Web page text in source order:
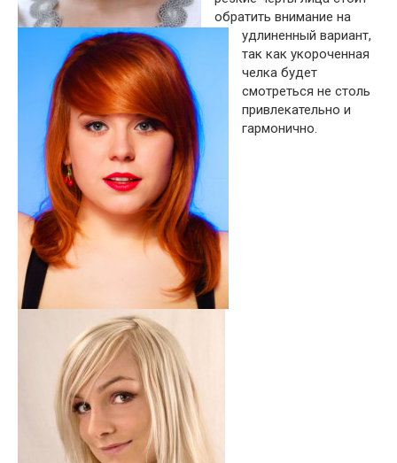
обратить внимание на
удлиненный вариант,
так как укороченная
челка будет
смотреться не столь
привлекательно и
гармонично.